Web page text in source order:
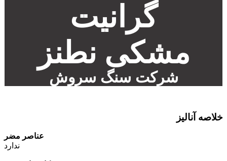
گرانیت
مشکی نطنز
شرکت سنگ سروش
خلاصه آنالیز
عناصر مضر
ندارد